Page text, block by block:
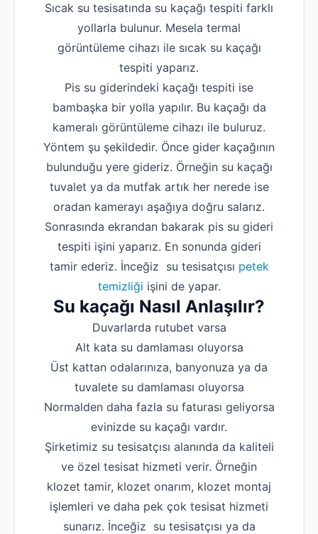
Sıcak su tesisatında su kaçağı tespiti farklı
yollarla bulunur. Mesela termal
görüntüleme cihazı ile sıcak su kaçağı
tespiti yaparız.
Pis su giderindeki kaçağı tespiti ise
bambaşka bir yolla yapılır. Bu kaçağı da
kameralı görüntüleme cihazı ile buluruz.
Yöntem şu şekildedir. Önce gider kaçağının
bulunduğu yere gideriz. Örneğin su kaçağı
tuvalet ya da mutfak artık her nerede ise
oradan kamerayı aşağıya doğru salarız.
Sonrasında ekrandan bakarak pis su gideri
tespiti işini yaparız. En sonunda gideri
tamir ederiz. İnceğiz su tesisatçısı petek
temizliği işini de yapar.
Su kaçağı Nasıl Anlaşılır?
Duvarlarda rutubet varsa
Alt kata su damlaması oluyorsa
Üst kattan odalarınıza, banyonuza ya da
tuvalete su damlaması oluyorsa
Normalden daha fazla su faturası geliyorsa
evinizde su kaçağı vardır.
Şirketimiz su tesisatçısı alanında da kaliteli
ve özel tesisat hizmeti verir. Örneğin
klozet tamir, klozet onarım, klozet montaj
işlemleri ve daha pek çok tesisat hizmeti
sunarız. İnceğiz su tesisatçısı ya da